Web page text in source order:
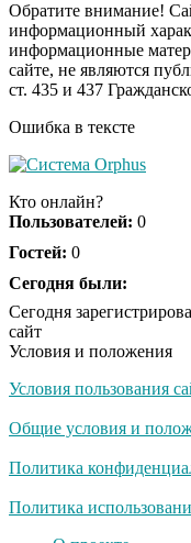
Ржу не
видео
не раз
Скрытая
их не
Ролик
смеяться
Королева
оставит
Экс-
Обратите внимание!
информационный
информационные
сайте, не являются
ст. 435 и 437
Ошибка в тексте
Кто онлайн?
Пользователей: 0
Гостей: 0
Сегодня были:
Сегодня
сайт
Условия и положения
Условия пользования
Общие условия и
Политика
Политика